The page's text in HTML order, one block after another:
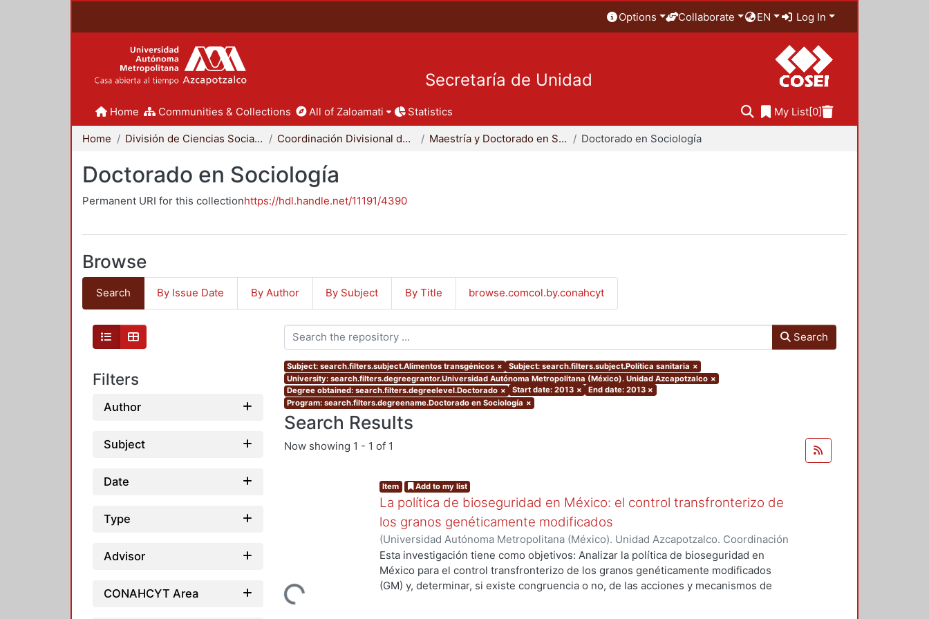
Options Collaborate EN Log In
Secretaría de Unidad
Home Communities & Collections All of Zaloamati Statistics My List[0]
Home División de Ciencias Sociales y Humanidades Coordinación Divisional de Posgrado Maestría y Doctorado en Sociología Doctorado en Sociología
Doctorado en Sociología
Permanent URI for this collectionhttps://hdl.handle.net/11191/4390
Browse
Search By Issue Date By Author By Subject By Title browse.comcol.by.conahcyt
Filters
Author
Subject
Date
Type
Advisor
CONAHCYT Area
Search
Subject: search.filters.subject.Alimentos transgénicos × Subject: search.filters.subject.Política sanitaria ×
University: search.filters.degreegrantor.Universidad Autónoma Metropolitana (México). Unidad Azcapotzalco ×
Degree obtained: search.filters.degreelevel.Doctorado × Start date: 2013 × End date: 2013 ×
Program: search.filters.degreename.Doctorado en Sociología ×
Search Results
Now showing 1 - 1 of 1
Loading...
Item Add to my list
La política de bioseguridad en México: el control transfronterizo de
los granos genéticamente modificados
(Universidad Autónoma Metropolitana (México). Unidad Azcapotzalco. Coordinación
de Servicios de Información.,2013-10-30)AVILA DOMINGUEZ, JORGE
Esta investigación tiene como objetivos: Analizar la política de bioseguridad en
México para el control transfronterizo de los granos genéticamente modificados
(GM) y, determinar, si existe congruencia o no, de las acciones y mecanismos de